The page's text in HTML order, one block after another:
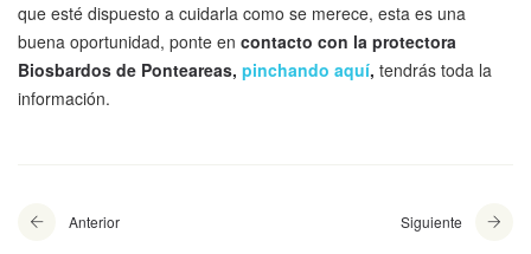
que esté dispuesto a cuidarla como se merece, esta es una
buena oportunidad, ponte en contacto con la protectora
Biosbardos de Ponteareas, pinchando aquí, tendrás toda la
información.
Anterior Siguiente